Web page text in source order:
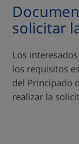
solicitar
Los
los requisitos
del Principado
realizar la